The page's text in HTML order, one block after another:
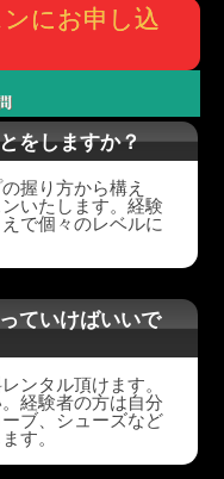
にお申し込
をしますか？
握り方から構え
いたします。経験
で個々のレベルに
ていけばいいで
ンタル頂けます。
経験者の方は自分
ブ、シューズなど
す。